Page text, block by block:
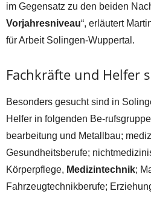
im Gegensatz zu den beiden
Vorjahresniveau“, erläutert
für Arbeit Solingen-Wuppertal.
Fachkräfte und Helfer
Besonders gesucht sind in
Helfer in folgenden Be-
bearbeitung und Metallbau;
Gesundheitsberufe;
Körperpflege, Medizintechnik;
Fahrzeugtechnikberufe;